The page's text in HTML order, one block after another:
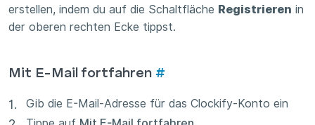
erstellen, indem du auf die Schaltfläche Registrieren in
der oberen rechten Ecke tippst.
Mit E-Mail fortfahren #
Gib die E-Mail-Adresse für das Clockify-Konto ein